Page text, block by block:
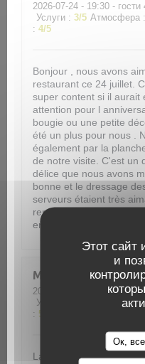
Этот сайт
и
Ок,
2026-07-24 - 19:30 - гости
Услуги : 3/5 Атмосфера :
: 4/5
Bonjour , nous avons
restaurant ce 24 juillet.
super content si il aurait
attention pour l
bougie ou une petite
été un plus pour nous .
également par la
de notre visite. C'est un
délice que nous avons
bonne et le dressage
serveurs étaient très
remarque à ajouter
encombrée.
Martine
2026-07-19
- 12:30 - гости
Услуги
Атмосфера:
: 5
La possibilité de choisir
Le